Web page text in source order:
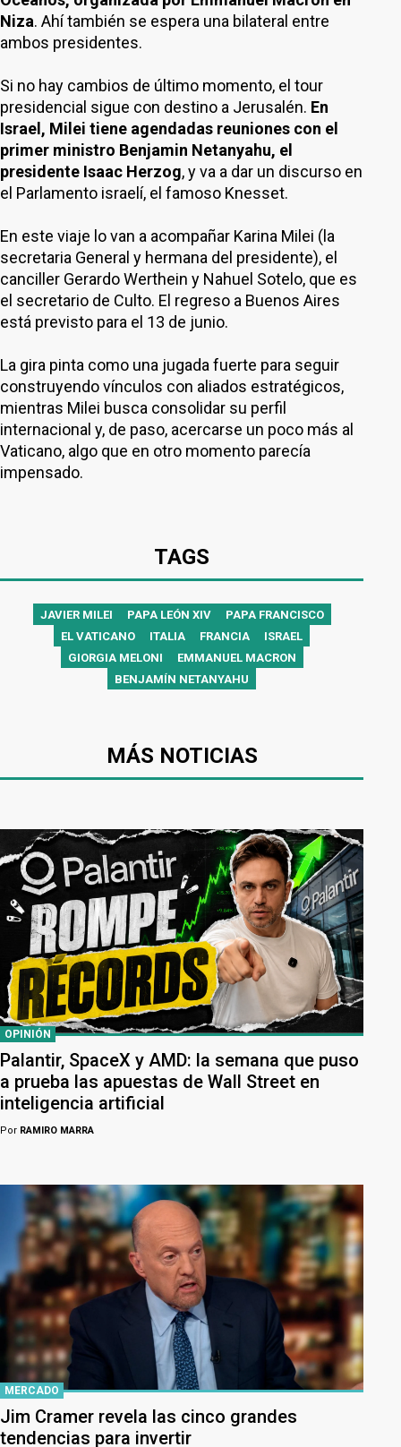
Niza. Ahí también se espera una bilateral entre
ambos presidentes.
Si no hay cambios de último momento, el tour
presidencial sigue con destino a Jerusalén. En
Israel, Milei tiene agendadas reuniones con el
primer ministro Benjamin Netanyahu, el
presidente Isaac Herzog, y va a dar un discurso en
el Parlamento israelí, el famoso Knesset.
En este viaje lo van a acompañar Karina Milei (la
secretaria General y hermana del presidente), el
canciller Gerardo Werthein y Nahuel Sotelo, que es
el secretario de Culto. El regreso a Buenos Aires
está previsto para el 13 de junio.
La gira pinta como una jugada fuerte para seguir
construyendo vínculos con aliados estratégicos,
mientras Milei busca consolidar su perfil
internacional y, de paso, acercarse un poco más al
Vaticano, algo que en otro momento parecía
impensado.
TAGS
JAVIER MILEI PAPA LEÓN XIV
PAPA FRANCISCO
EL VATICANO
ITALIA FRANCIA
ISRAEL
GIORGIA MELONI
EMMANUEL MACRON
BENJAMÍN NETANYAHU
MÁS NOTICIAS
OPINIÓN
Palantir, SpaceX y AMD: la semana que puso
a prueba las apuestas de Wall Street en
inteligencia artificial
Por RAMIRO MARRA
MERCADO
Jim Cramer revela las cinco grandes
tendencias para invertir